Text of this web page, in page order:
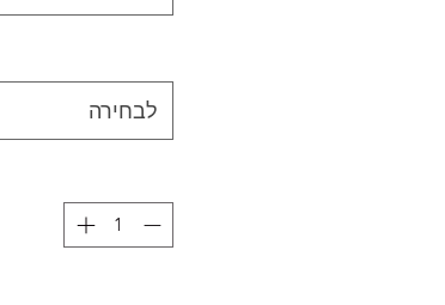
לבחירה